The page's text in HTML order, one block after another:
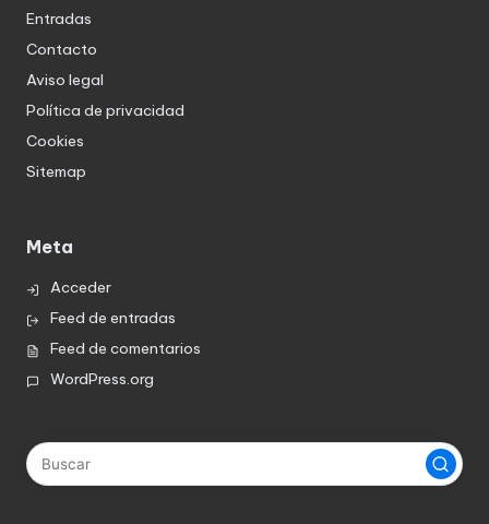
Entradas
Contacto
Aviso legal
Política de privacidad
Cookies
Sitemap
Meta
Acceder
Feed de entradas
Feed de comentarios
WordPress.org